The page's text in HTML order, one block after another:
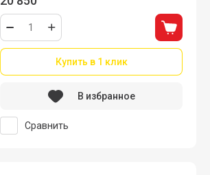
Купить в 1 клик
Сравнить
В избранное